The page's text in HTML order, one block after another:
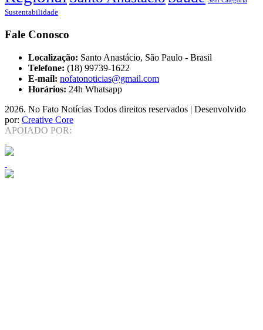
Sustentabilidade
Fale Conosco
Localização: Santo Anastácio, São Paulo - Brasil
Telefone: (18) 99739-1622
E-mail: nofatonoticias@gmail.com
Horários: 24h Whatsapp
2026. No Fato Notícias Todos direitos reservados | Desenvolvido
por: Creative Core
APOIADO POR: